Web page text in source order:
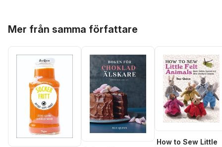
Mer från samma författare
How to Sew Little